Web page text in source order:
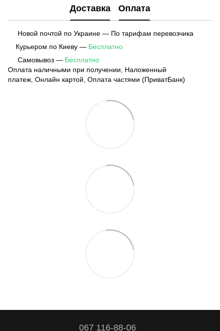
Доставка Оплата
Новой почтой по Украине — По тарифам перевозчика
Курьером по Киеву — Бесплатно
Самовывоз — Бесплатно
Оплата наличными при получении, Наложенный
платеж, Онлайн картой, Оплата частями (ПриватБанк)
067 116-88-06